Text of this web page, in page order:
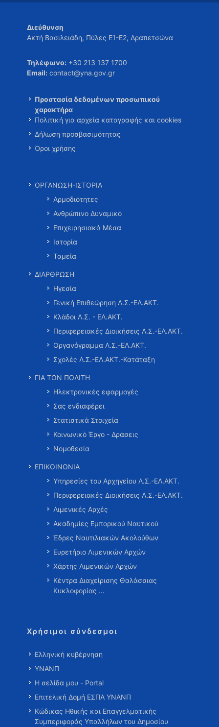
Διεύθυνση
Ακτή Βασιλειάδη, Πύλες Ε1-Ε2, Δραπετσώνα
Τηλέφωνο: +30 213 137 1700
Email: contact@yna.gov.gr
Προστασία δεδομένων προσωπικού
χαρακτήρα
Πολιτική για αρχεία καταγραφής και cookies
Δήλωση προσβασιμότητας
Όροι χρήσης
ΟΡΓΑΝΩΣΗ-ΙΣΤΟΡΙΑ
Αρμοδιότητες
Ανθρώπινο Δυναμικό
Επιχειρησιακά Μέσα
Ιστορία
Ταμεία
ΔΙΑΡΘΡΩΣΗ
Ηγεσία
Γενική Επιθεώρηση Λ.Σ.-ΕΛ.ΑΚΤ.
Κλάδοι Λ.Σ. - ΕΛ.ΑΚΤ.
Περιφερειακές Διοικήσεις Λ.Σ.-ΕΛ.ΑΚΤ.
Οργανόγραμμα Λ.Σ.-ΕΛ.ΑΚΤ.
Σχολές Λ.Σ.-ΕΛ.ΑΚΤ.-Κατάταξη
ΓΙΑ ΤΟΝ ΠΟΛΙΤΗ
Ηλεκτρονικές εφαρμογές
Σας ενδιαφέρει
Στατιστικά Στοιχεία
Κοινωνικό Έργο - Δράσεις
Νομοθεσία
ΕΠΙΚΟΙΝΩΝΙΑ
Υπηρεσίες του Αρχηγείου Λ.Σ.-ΕΛ.ΑΚΤ.
Περιφερειακές Διοικήσεις Λ.Σ.-ΕΛ.ΑΚΤ.
Λιμενικές Αρχές
Ακαδημίες Εμπορικού Ναυτικού
Έδρες Ναυτιλιακών Ακολούθων
Ευρετήριο Λιμενικών Αρχών
Χάρτης Λιμενικών Αρχών
Κέντρα Διαχείρισης Θαλάσσιας
Κυκλοφορίας …
Χρήσιμοι σύνδεσμοι
Ελληνική κυβέρνηση
ΥΝΑΝΠ
Η σελίδα μου - Portal
Επιτελική Δομή ΕΣΠΑ ΥΝΑΝΠ
Κώδικας Ηθικής και Επαγγελματικής
Συμπεριφοράς Υπαλλήλων του Δημοσίου